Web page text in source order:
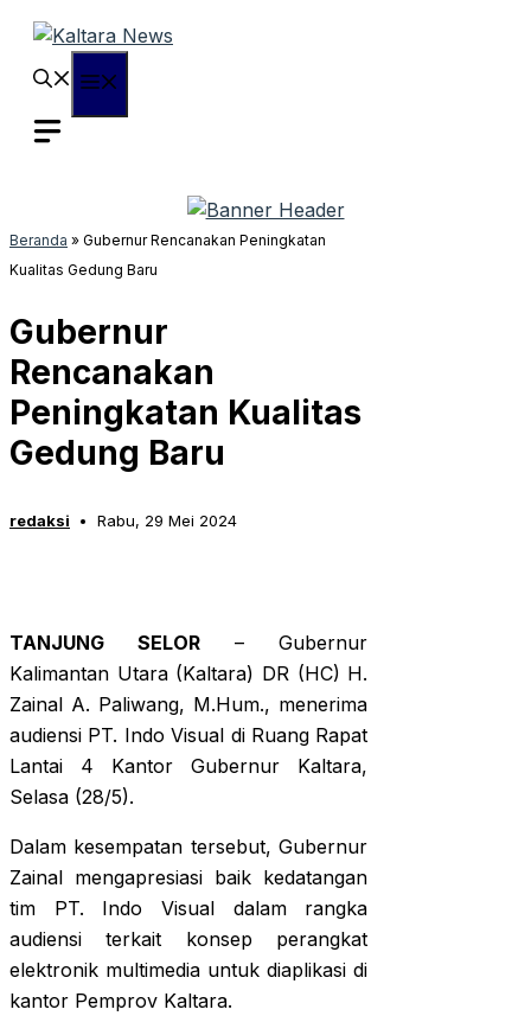
Langsung
Beranda » Gubernur Rencanakan Peningkatan
Kualitas Gedung Baru
Gubernur
Rencanakan
Peningkatan Kualitas
Gedung Baru
redaksi Rabu, 29 Mei 2024
TANJUNG SELOR – Gubernur
Kalimantan Utara (Kaltara) DR (HC) H.
Zainal A. Paliwang, M.Hum., menerima
audiensi PT. Indo Visual di Ruang Rapat
Lantai 4 Kantor Gubernur Kaltara,
Selasa (28/5).
Dalam kesempatan tersebut, Gubernur
Zainal mengapresiasi baik kedatangan
tim PT. Indo Visual dalam rangka
audiensi terkait konsep perangkat
elektronik multimedia untuk diaplikasi di
kantor Pemprov Kaltara.